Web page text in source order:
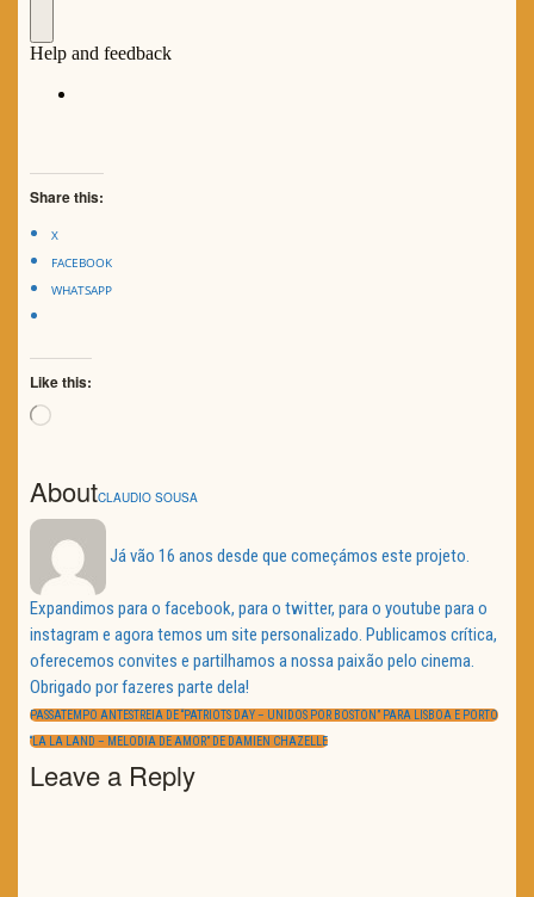
Share this:
X
FACEBOOK
WHATSAPP
Like this:
Loading…
AboutCLAUDIO SOUSA
Já vão 16 anos desde que começámos este projeto.
Expandimos para o facebook, para o twitter, para o youtube para o
instagram e agora temos um site personalizado. Publicamos crítica,
oferecemos convites e partilhamos a nossa paixão pelo cinema.
Obrigado por fazeres parte dela!
Navegação
de
artigos
PREVIOUS
PASSATEMPO ANTESTREIA DE “PATRIOTS DAY – UNIDOS POR BOSTON” PARA LISBOA E PORTO
NEXT
“LA LA LAND – MELODIA DE AMOR” DE DAMIEN CHAZELLE
Leave a Reply